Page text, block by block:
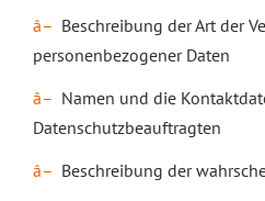
Beschreibung der Art der
personenbezogener Daten
Namen und die
Datenschutzbeauftragten
Beschreibung der